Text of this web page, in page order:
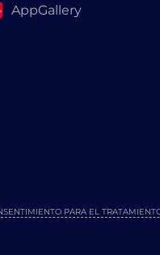
AppGallery
PARA EL